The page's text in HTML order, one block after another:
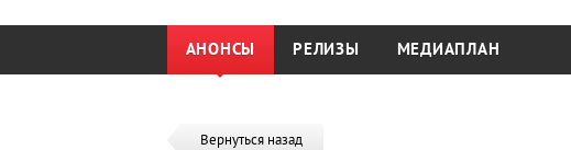
АНОНСЫ РЕЛИЗЫ МЕДИАПЛАН
Вернуться назад